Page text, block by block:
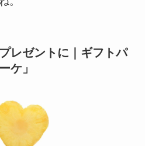
レゼントに｜ギフトパ
ケ」